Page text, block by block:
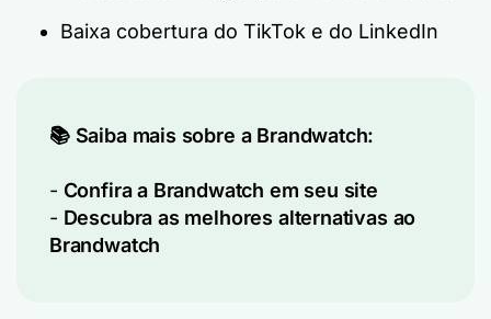
Baixa cobertura do TikTok e do LinkedIn
📚 Saiba mais sobre a Brandwatch:
- Confira a Brandwatch em seu site
- Descubra as melhores alternativas ao
Brandwatch